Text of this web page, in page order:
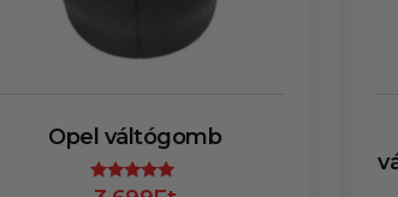
Opel váltógomb
Értékelés: